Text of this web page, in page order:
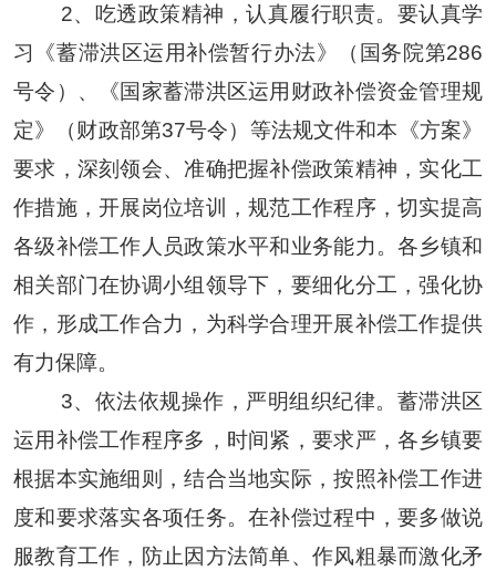
2、吃透政策精神，认真履行职责。 要认真学
习《蓄滞洪区运用补偿暂行办法》（国务院第286
号令）、《国家蓄滞洪区运用财政补偿资金管理规
定》（财政部第37号令）等法规文件和本《方案》
要求 ，深刻领会、准确把握补偿政策精神，实化工
作措施，开展岗位培训，规范工作程序，切实提高
各级补偿工作人员政策水平和业务能力。各乡镇和
相关部门在协调小组领导下，要细化分工，强化协
作 ， 形成工作合力，为科学合理开展补偿工作提供
有力保障。
3、依法依规操作，严明组织纪律。蓄滞洪区
运用补偿工作程序多，时间紧，要求严，各乡镇要
根据本实施细则，结合当地实际，按照补偿工作进
度和要求落实各项任务。在补偿过程中，要多做说
服教育工作，防止因方法简单、作风粗暴而激化矛